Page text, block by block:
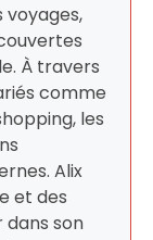
voyages,
À travers
comme
les
Alix
et des
dans son